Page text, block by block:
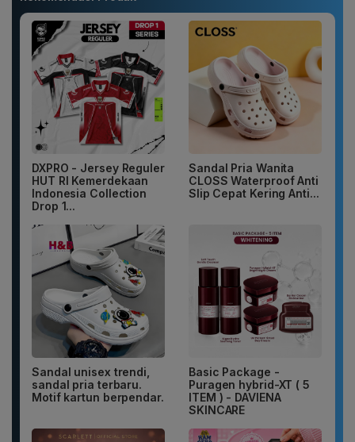
DXPRO - Jersey Reguler
HUT RI Kemerdekaan
Indonesia Collection
Drop 1...
Sandal Pria Wanita
CLOSS Waterproof Anti
Slip Cepat Kering Anti...
Sandal unisex trendi,
sandal pria terbaru.
Motif kartun berpendar.
Basic Package -
Puragen hybrid-XT ( 5
ITEM ) - DAVIENA
SKINCARE